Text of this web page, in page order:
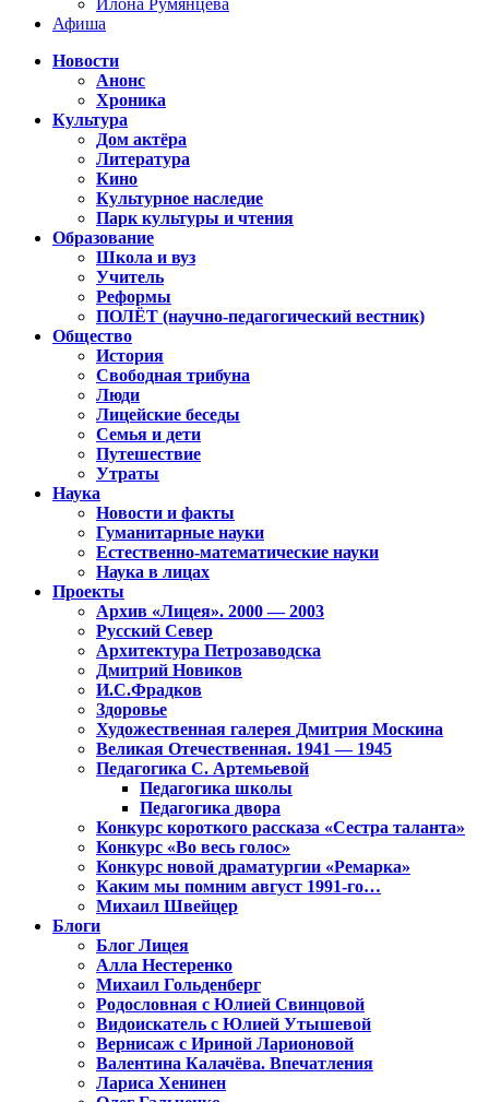
Илона Румянцева
Афиша
Новости
Анонс
Хроника
Культура
Дом актёра
Литература
Кино
Культурное наследие
Парк культуры и чтения
Образование
Школа и вуз
Учитель
Реформы
ПОЛЁТ (научно-педагогический вестник)
Общество
История
Свободная трибуна
Люди
Лицейские беседы
Семья и дети
Путешествие
Утраты
Наука
Новости и факты
Гуманитарные науки
Естественно-математические науки
Наука в лицах
Проекты
Архив «Лицея». 2000 — 2003
Русский Север
Архитектура Петрозаводска
Дмитрий Новиков
И.С.Фрадков
Здоровье
Художественная галерея Дмитрия Москина
Великая Отечественная. 1941 — 1945
Педагогика С. Артемьевой
Педагогика школы
Педагогика двора
Конкурс короткого рассказа «Сестра таланта»
Конкурс «Во весь голос»
Конкурс новой драматургии «Ремарка»
Каким мы помним август 1991-го…
Михаил Швейцер
Блоги
Блог Лицея
Алла Нестеренко
Михаил Гольденберг
Родословная с Юлией Свинцовой
Видоискатель с Юлией Утышевой
Вернисаж с Ириной Ларионовой
Валентина Калачёва. Впечатления
Лариса Хенинен